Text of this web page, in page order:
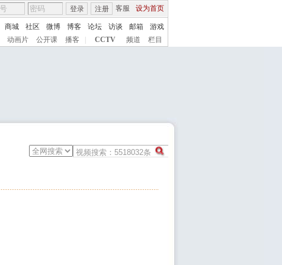
客服 设为首页
登录 注册
商城 社区 微博 博客 论坛 访谈 邮箱
游戏
动画片 公开课 播客 CCTV 频道 栏目